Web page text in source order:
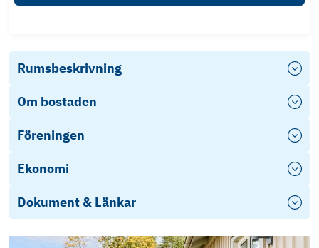
Rumsbeskrivning
Om bostaden
Föreningen
Ekonomi
Dokument & Länkar